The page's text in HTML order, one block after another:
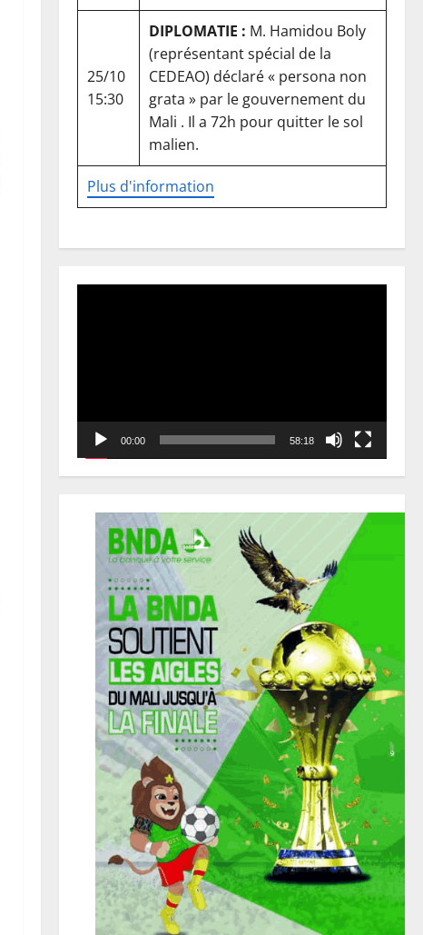
Plus d'information
25/10
15:30
DIPLOMATIE : M. Hamidou Boly
(représentant spécial de la
CEDEAO) déclaré « persona non
grata » par le gouvernement du
Mali . Il a 72h pour quitter le sol
malien.
00:00 58:18